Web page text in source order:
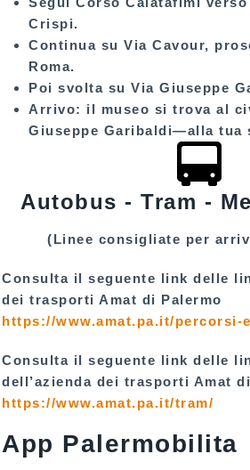
Crispi.
Continua su Via Cavour,
Roma.
Poi svolta su Via Giuseppe
Arrivo: il museo si trova al
Giuseppe Garibaldi—alla tua
Autobus - Tram -
(Linee consigliate per
Consulta il seguente link delle
dei trasporti Amat di Palermo
https://www.amat.pa.it/percorsi-
Consulta il seguente link delle
dell’azienda dei trasporti Amat
https://www.amat.pa.it/tram/
App Palermobilita